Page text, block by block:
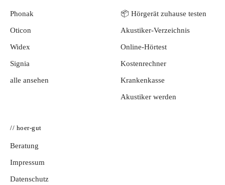
Phonak
Oticon
Widex
Signia
alle ansehen
📦 Hörgerät zuhause testen
Akustiker-Verzeichnis
Online-Hörtest
Kostenrechner
Krankenkasse
Akustiker werden
// hoer-gut
Beratung
Impressum
Datenschutz